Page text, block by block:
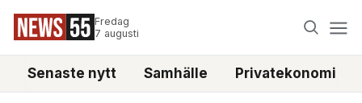
Fredag
7 augusti
Senaste nytt Samhälle Privatekonomi